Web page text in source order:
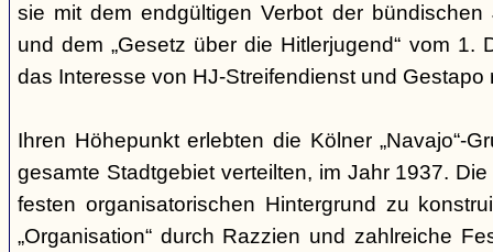
sie mit dem endgültigen Verbot der
und dem „Gesetz über die Hitlerjugend“ vom 1.
das Interesse von HJ-Streifendienst und Gestapo
Ihren Höhepunkt erlebten die Kölner „Navajo“-
gesamte Stadtgebiet verteilten, im Jahr 1937.
festen organisatorischen Hintergrund zu
„Organisation“ durch Razzien und zahlreiche